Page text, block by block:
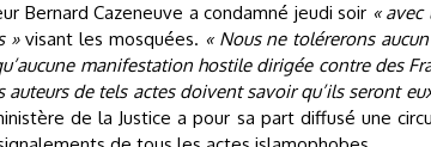
Bernard Cazeneuve a condamné jeudi soir «
»visant les mosquées. « Nous ne tolérerons
manifestation hostile dirigée contre des
auteurs de tels actes doivent savoir qu’ils seront
de la Justice a pour sa part diffusé une